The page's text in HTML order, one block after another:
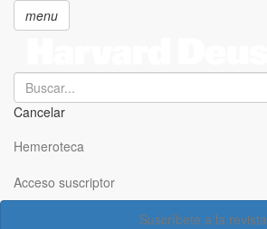
principal
menu
Search
Cancelar
Hemeroteca
Acceso suscriptor
Suscríbete a la revista
Acceso suscriptor